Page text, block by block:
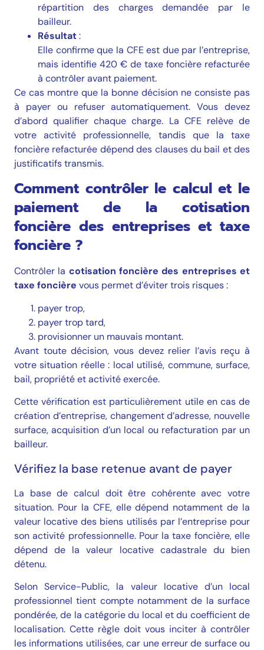
répartition des charges demandée par le
bailleur.
Résultat:
Elle confirme que la CFE est due par l’entreprise,
mais identifie 420 € de taxe foncière refacturée
à contrôler avant paiement.
Ce cas montre que la bonne décision ne consiste pas
à payer ou refuser automatiquement. Vous devez
d’abord qualifier chaque charge. La CFE relève de
votre activité professionnelle, tandis que la taxe
foncière refacturée dépend des clauses du bail et des
justificatifs transmis.
Comment contrôler le calcul et le
paiement de la cotisation
foncière des entreprises et taxe
foncière ?
Contrôler la cotisation foncière des entreprises et
taxe foncière vous permet d’éviter trois risques :
payer trop,
payer trop tard,
provisionner un mauvais montant.
Avant toute décision, vous devez relier l’avis reçu à
votre situation réelle : local utilisé, commune, surface,
bail, propriété et activité exercée.
Cette vérification est particulièrement utile en cas de
création d’entreprise, changement d’adresse, nouvelle
surface, acquisition d’un local ou refacturation par un
bailleur.
Vérifiez la base retenue avant de payer
La base de calcul doit être cohérente avec votre
situation. Pour la CFE, elle dépend notamment de la
valeur locative des biens utilisés par l’entreprise pour
son activité professionnelle. Pour la taxe foncière, elle
dépend de la valeur locative cadastrale du bien
détenu.
Selon Service-Public, la valeur locative d’un local
professionnel tient compte notamment de la surface
pondérée, de la catégorie du local et du coefficient de
localisation. Cette règle doit vous inciter à contrôler
les informations utilisées, car une erreur de surface ou